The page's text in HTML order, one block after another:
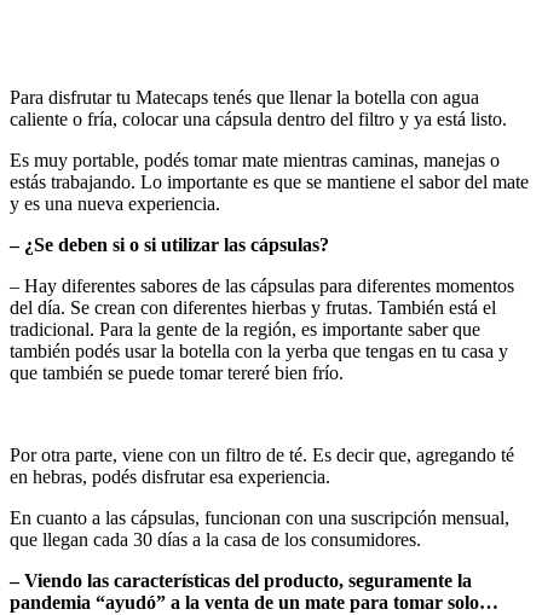
Para disfrutar tu Matecaps tenés que llenar la botella con agua
caliente o fría, colocar una cápsula dentro del filtro y ya está listo.
Es muy portable, podés tomar mate mientras caminas, manejas o
estás trabajando. Lo importante es que se mantiene el sabor del mate
y es una nueva experiencia.
– ¿Se deben si o si utilizar las cápsulas?
– Hay diferentes sabores de las cápsulas para diferentes momentos
del día. Se crean con diferentes hierbas y frutas. También está el
tradicional. Para la gente de la región, es importante saber que
también podés usar la botella con la yerba que tengas en tu casa y
que también se puede tomar tereré bien frío.
Por otra parte, viene con un filtro de té. Es decir que, agregando té
en hebras, podés disfrutar esa experiencia.
En cuanto a las cápsulas, funcionan con una suscripción mensual,
que llegan cada 30 días a la casa de los consumidores.
– Viendo las características del producto, seguramente la
pandemia “ayudó” a la venta de un mate para tomar solo…